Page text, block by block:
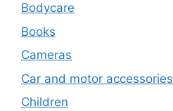
Bodycare
Books
Cameras
Car and motor accessories
Children